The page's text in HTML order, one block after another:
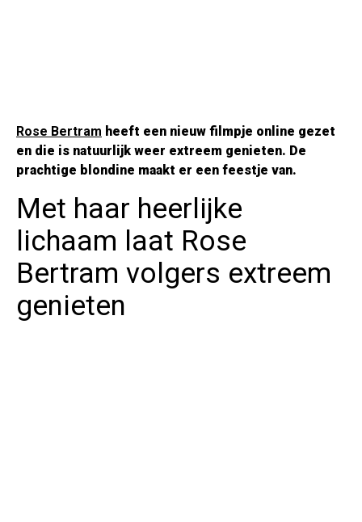
Rose Bertram heeft een nieuw filmpje online gezet
en die is natuurlijk weer extreem genieten. De
prachtige blondine maakt er een feestje van.
Met haar heerlijke
lichaam laat Rose
Bertram volgers extreem
genieten